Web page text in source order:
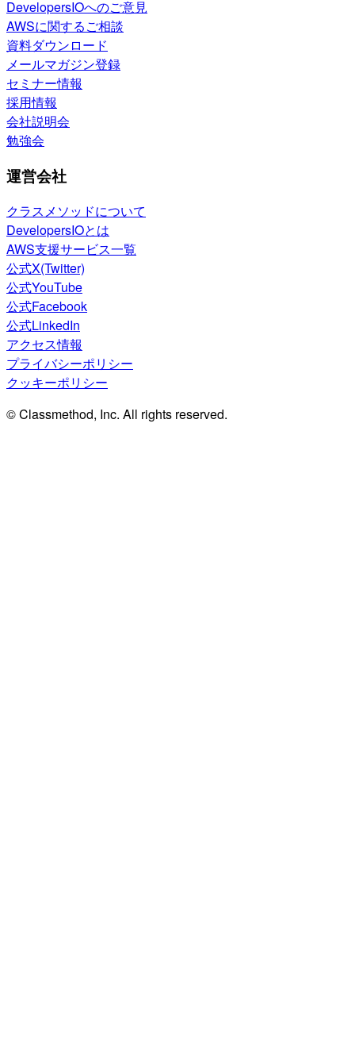
DevelopersIOへのご意見
AWSに関するご相談
資料ダウンロード
メールマガジン登録
セミナー情報
採用情報
会社説明会
勉強会
運営会社
クラスメソッドについて
DevelopersIOとは
AWS支援サービス一覧
公式X(Twitter)
公式YouTube
公式Facebook
公式LinkedIn
アクセス情報
プライバシーポリシー
クッキーポリシー
© Classmethod, Inc. All rights reserved.